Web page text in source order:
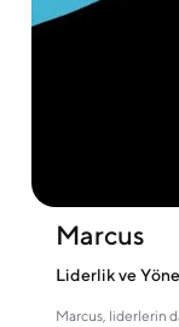
Marcus
Liderlik ve
Marcus, liderlerin